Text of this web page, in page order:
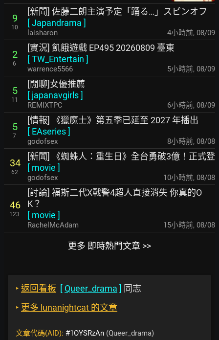
9
10
[新聞] 佐藤二朗主演予定「踊る…」スピンオフ
[Japandrama ]
laisharon 4小時前, 08/09
2
6
[實況] 飢餓遊戲 EP495 20260809 臺東
[TW_Entertain ]
warrence5566 5小時前, 08/09
5
11
[閒聊]女優推薦
[ japanavgirls]
REMIXTPC 6小時前, 08/09
5
7
[情報] 《獵魔士》第五季已延至 2027 年播出
[ EAseries]
godofsex 8小時前, 08/08
34
62
[新聞] 《蜘蛛人：重生日》全台勇破3億！正式登
[ movie ]
godofsex 10小時前, 08/08
46
123
[討論] 福斯二代X戰警4超人直接消失 你真的O
K？
[ movie ]
RachelMcAdam 15小時前, 08/08
更多 即時熱門文章 >>
‣ 返回看板 [ Queer_drama ] 同志
‣ 更多 lunanightcat 的文章
文章代碼(AID): #1OYSRzAn (Queer_drama)